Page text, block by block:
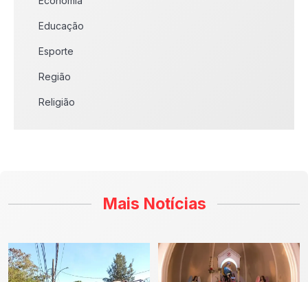
Educação
Esporte
Região
Religião
Mais Notícias